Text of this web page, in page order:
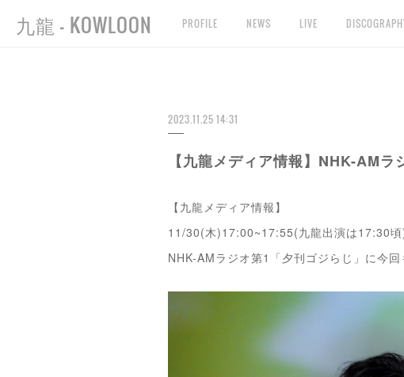
九龍 - KOWLOON PROFILE NEWS LIVE
2023.11.25 14:31
【九龍メディア情報】NHK-AM
【九龍メディア情報】
11/30(木)17:00~17:55(九龍出演は17:30頃
NHK-AMラジオ第1「夕刊ゴジらじ」に今回